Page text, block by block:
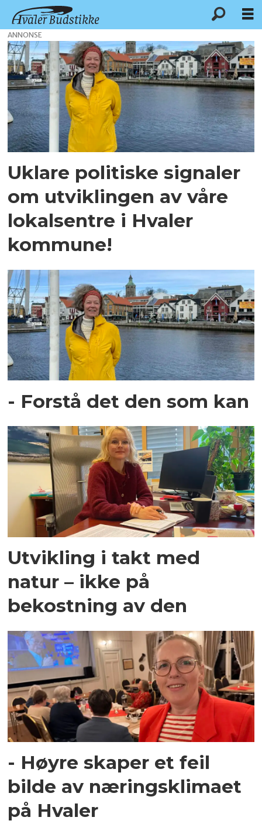
Tag:
kommuneplan
ANNONSE
Uklare politiske signaler
om utviklingen av våre
lokalsentre i Hvaler
kommune!
- Forstå det den som kan
Utvikling i takt med
natur – ikke på
bekostning av den
- Høyre skaper et feil
bilde av næringsklimaet
på Hvaler